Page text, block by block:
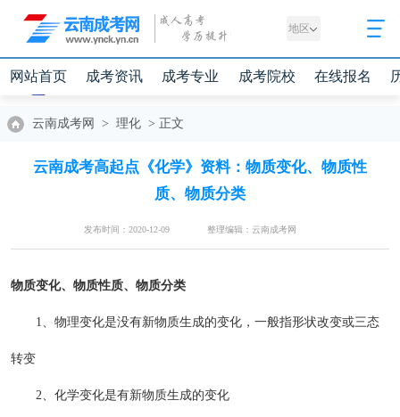
地区
网站首页 成考资讯 成考专业 成考院校 在线报名
云南成考网 > 理化 > 正文
云南成考高起点《化学》资料：物质变化、物质性
质、物质分类
发布时间：2020-12-09 整理编辑：云南成考网
物质变化、物质性质、物质分类
1、物理变化是没有新物质生成的变化，一般指形状改变或三态
转变
2、化学变化是有新物质生成的变化